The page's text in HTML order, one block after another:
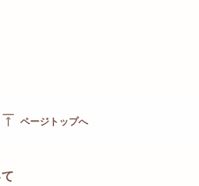
vertical_align_top ページトップへ